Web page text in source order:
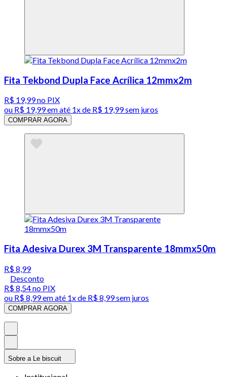
Fita Tekbond Dupla Face Acrílica 12mmx2m
R$ 19,99no PIX
ou R$ 19,99em até 1x de R$ 19,99sem juros
COMPRAR AGORA
Fita Adesiva Durex 3M Transparente 18mmx50m
R$ 8,99
Desconto
R$ 8,54no PIX
ou R$ 8,99em até 1x de R$ 8,99sem juros
COMPRAR AGORA
Sobre a Le biscuit